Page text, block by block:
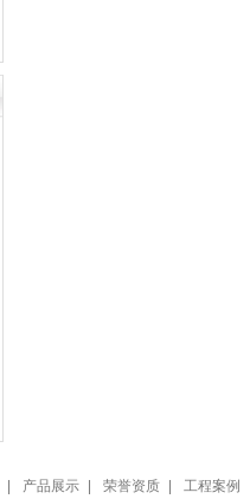
产品展示 荣誉资质 工程案例